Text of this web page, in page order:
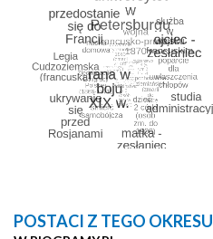
POSTACI Z TEGO OKRESU